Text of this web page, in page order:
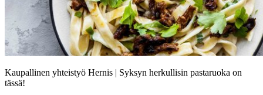
Kaupallinen yhteistyö Hernis | Syksyn herkullisin pastaruoka on
tässä!